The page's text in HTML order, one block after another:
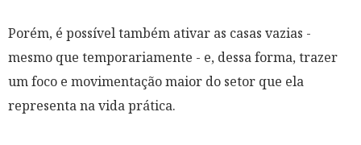
Porém, é possível também ativar as casas vazias -
mesmo que temporariamente - e, dessa forma, trazer
um foco e movimentação maior do setor que ela
representa na vida prática.